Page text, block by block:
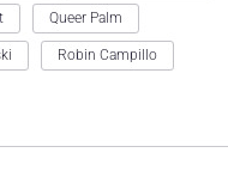
Queer Palm
Robin Campillo